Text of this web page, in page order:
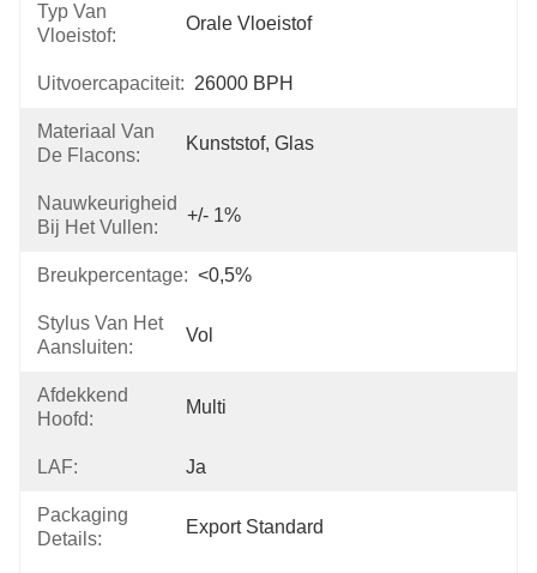
Typ Van
Vloeistof:
Orale Vloeistof
Uitvoercapaciteit: 26000 BPH
Materiaal Van
De Flacons:
Kunststof, Glas
Nauwkeurigheid
Bij Het Vullen:
+/- 1%
Breukpercentage: <0,5%
Stylus Van Het
Aansluiten:
Vol
Afdekkend
Hoofd:
Multi
LAF: Ja
Packaging
Details:
Export Standard